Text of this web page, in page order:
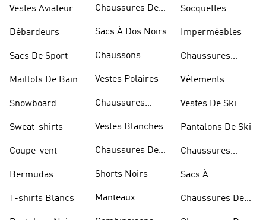
Vestes Aviateur
Débardeurs
Sacs De Sport
Maillots De Bain
Snowboard
Sweat-shirts
Coupe-vent
Bermudas
T-shirts Blancs
Chaussures De
Sacs À Dos Noirs
Chaussons
Vestes Polaires
Chaussures
Vestes Blanches
Chaussures De
Shorts Noirs
Manteaux
Socquettes
Imperméables
Chaussures
Vêtements
Vestes De Ski
Pantalons De Ski
Chaussures
Sacs À
Chaussures De